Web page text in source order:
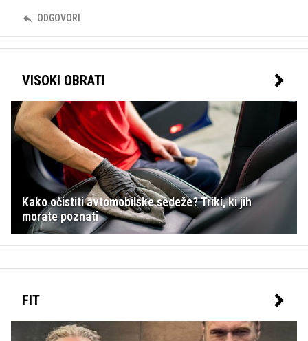
ODGOVORI
VISOKI OBRATI
Kako očistiti avtomobilske sedeže? Triki, ki jih
morate poznati
FIT